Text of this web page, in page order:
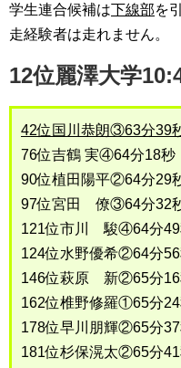
学生連合候補は下線部を
走経験者は走れません。
12位麗澤大学
42位国川恭朗③63分39
76位吉鶴 実④64分18秒
90位植田陽平②64分29
97位宮田 僚③64分32
121位市川 駿④64分
124位水野優希②64分
146位萩原 新②65分
162位椎野修羅①65分
178位早川朋輝②65分
181位杉保滉太②65分